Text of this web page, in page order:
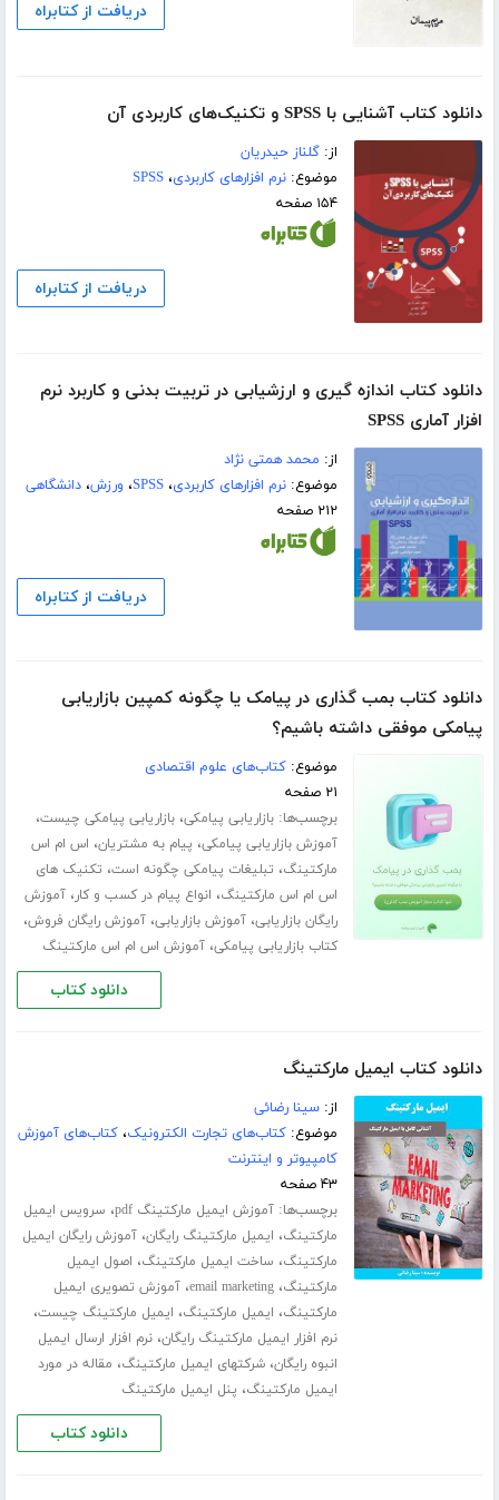
دریافت از کتابراه
دانلود کتاب آشنایی با SPSS و تکنیک‌های کاربردی آن
از:گلناز حیدریان
موضوع:نرم افزارهای کاربردی،SPSS
۱۵۴ صفحه
دریافت از کتابراه
دانلود کتاب اندازه گیری و ارزشیابی در تربیت بدنی و کاربرد نرم
افزار آماری SPSS
از: محمد همتی نژاد
موضوع:نرم افزارهای کاربردی،SPSS، ورزش،دانشگاهی
۲۱۲ صفحه
دریافت از کتابراه
دانلود کتاب بمب گذاری در پیامک یا چگونه کمپین بازاریابی
پیامکی موفقی داشته باشیم؟
موضوع:کتاب‌های علوم اقتصادی
۲۱ صفحه
برچسب‌ها:بازاریابی پیامکی،بازاریابی پیامکی چیست،
آموزش بازاریابی پیامکی، پیام به مشتریان، اس ام اس
مارکتینگ، تبلیغات پیامکی چگونه است، تکنیک های
اس ام اس مارکتینگ، انواع پیام در کسب و کار،آموزش
رایگان بازاریابی،آموزش بازاریابی،آموزش رایگان فروش،
کتاب بازاریابی پیامکی،آموزش اس ام اس مارکتینگ
دانلود کتاب
دانلود کتاب ایمیل مارکتینگ
از:سینا رضائی
موضوع:کتاب‌های تجارت الکترونیک،کتاب‌های آموزش
کامپیوتر و اینترنت
۴۳ صفحه
برچسب‌ها:آموزش ایمیل مارکتینگ pdf ، سرویس ایمیل
مارکتینگ، ایمیل مارکتینگ رایگان،آموزش رایگان ایمیل
مارکتینگ، ساخت ایمیل مارکتینگ، اصول ایمیل
مارکتینگ،email marketing،آموزش تصویری ایمیل
مارکتینگ، ایمیل مارکتینگ، ایمیل مارکتینگ چیست،
نرم افزار ایمیل مارکتینگ رایگان،نرم افزار ارسال ایمیل
انبوه رایگان،شرکتهای ایمیل مارکتینگ، مقاله در مورد
ایمیل مارکتینگ، پنل ایمیل مارکتینگ
دانلود کتاب